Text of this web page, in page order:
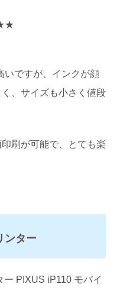
いですが、インクが顔
、サイズも小さく値段
刷が可能で、とても楽
ンター
PIXUS iP110 モバイ